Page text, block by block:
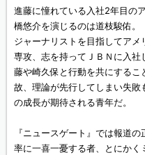
進藤に憧れている入社2年目の
橋悠介を演じるのは道枝駿佑。
ジャーナリストを目指してア
専攻、志を持ってＪＢＮに入
藤や崎久保と行動を共にする
故、理論が先行してしまい失
の成長が期待される青年だ。
『ニュースゲート』では報道
率に一喜一憂する者、とにか